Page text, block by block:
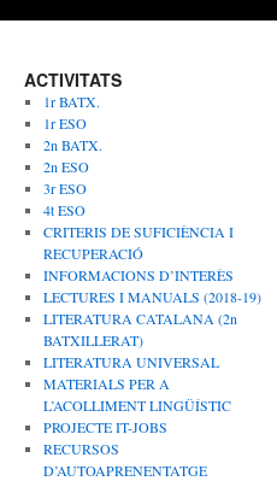
ACTIVITATS
1r BATX.
1r ESO
2n BATX.
2n ESO
3r ESO
4t ESO
CRITERIS DE SUFICIÈNCIA I
RECUPERACIÓ
INFORMACIONS D’INTERÈS
LECTURES I MANUALS (2018-19)
LITERATURA CATALANA (2n
BATXILLERAT)
LITERATURA UNIVERSAL
MATERIALS PER A
L’ACOLLIMENT LINGÜÍSTIC
PROJECTE IT-JOBS
RECURSOS
D’AUTOAPRENENTATGE